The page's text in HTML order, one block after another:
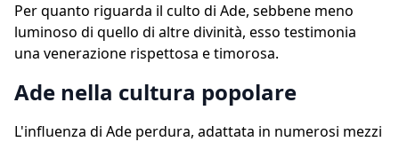
Per quanto riguarda il culto di Ade, sebbene meno
luminoso di quello di altre divinità, esso testimonia
una venerazione rispettosa e timorosa.
Ade nella cultura popolare
L'influenza di Ade perdura, adattata in numerosi mezzi